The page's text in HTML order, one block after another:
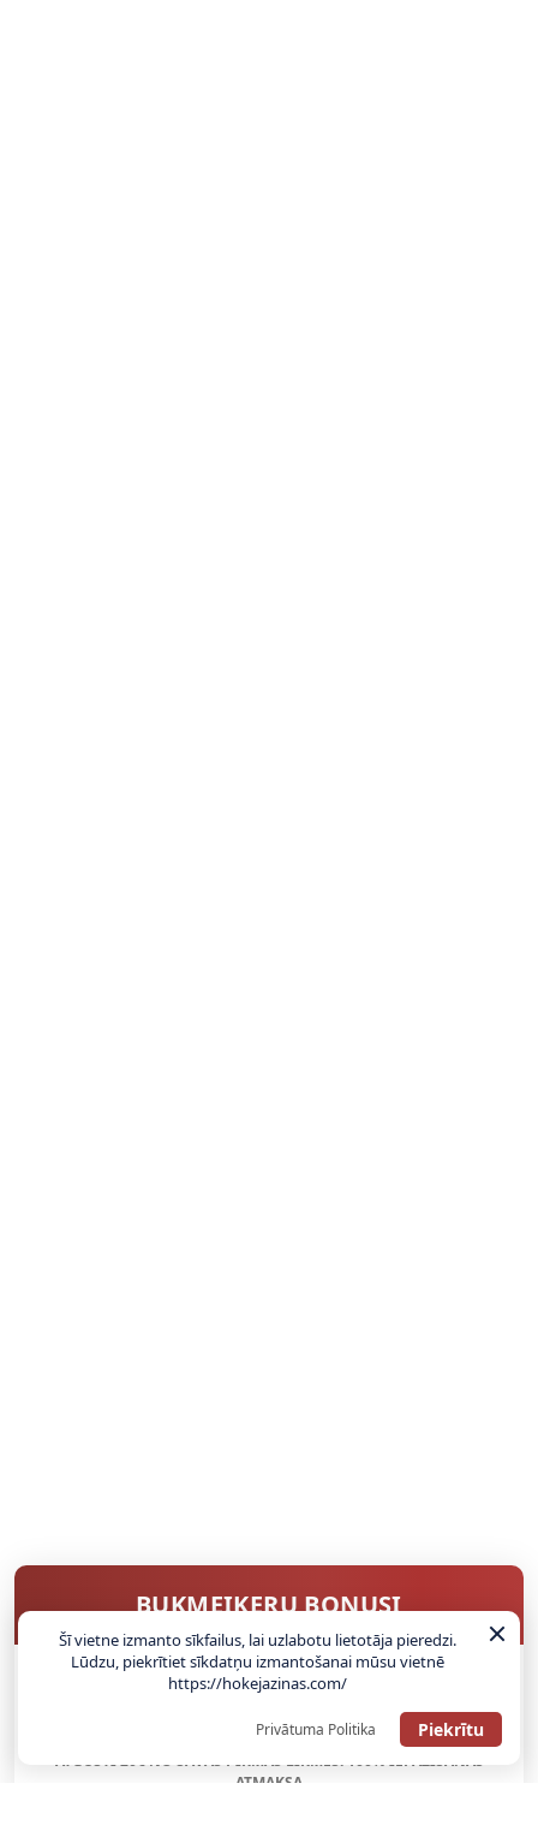
BUKMEIKERU BONUSI
ATGŪSTI 20€ NO SAVAS PIRMĀS LIKMES! 100% IEPAZĪŠANĀS
ATMAKSA
Šī vietne izmanto sīkfailus, lai uzlabotu lietotāja pieredzi.
Lūdzu, piekrītiet sīkdatņu izmantošanai mūsu vietnē
https://hokejazinas.com/
Privātuma Politika Piekrītu